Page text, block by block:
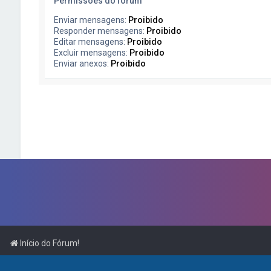
Enviar mensagens: Proibido
Responder mensagens: Proibido
Editar mensagens: Proibido
Excluir mensagens: Proibido
Enviar anexos: Proibido
Início do Fórum!